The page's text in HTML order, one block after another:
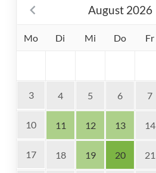
August 2026
Mo Di Mi Do Fr
3 4 5 6 7
10 11 12 13 14
17 18 19 20 21